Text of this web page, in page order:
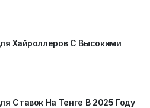
Хайроллеров С Высокими
Ставок На Тенге В 2025 Году